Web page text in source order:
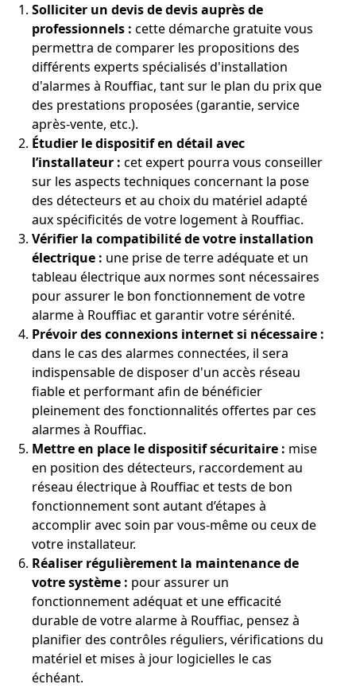
Solliciter un devis de devis auprès de
professionnels : cette démarche gratuite vous
permettra de comparer les propositions des
différents experts spécialisés d'installation
d'alarmes à Rouffiac, tant sur le plan du prix que
des prestations proposées (garantie, service
après-vente, etc.).
Étudier le dispositif en détail avec
l’installateur : cet expert pourra vous conseiller
sur les aspects techniques concernant la pose
des détecteurs et au choix du matériel adapté
aux spécificités de votre logement à Rouffiac.
Vérifier la compatibilité de votre installation
électrique : une prise de terre adéquate et un
tableau électrique aux normes sont nécessaires
pour assurer le bon fonctionnement de votre
alarme à Rouffiac et garantir votre sérénité.
Prévoir des connexions internet si nécessaire :
dans le cas des alarmes connectées, il sera
indispensable de disposer d'un accès réseau
fiable et performant afin de bénéficier
pleinement des fonctionnalités offertes par ces
alarmes à Rouffiac.
Mettre en place le dispositif sécuritaire : mise
en position des détecteurs, raccordement au
réseau électrique à Rouffiac et tests de bon
fonctionnement sont autant d’étapes à
accomplir avec soin par vous-même ou ceux de
votre installateur.
Réaliser régulièrement la maintenance de
votre système : pour assurer un
fonctionnement adéquat et une efficacité
durable de votre alarme à Rouffiac, pensez à
planifier des contrôles réguliers, vérifications du
matériel et mises à jour logicielles le cas
échéant.